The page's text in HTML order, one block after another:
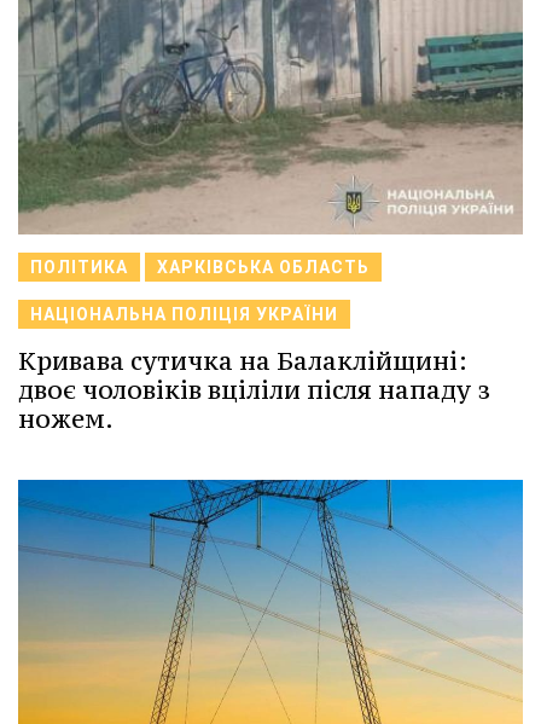
ПОЛІТИКА ХАРКІВСЬКА ОБЛАСТЬ
НАЦІОНАЛЬНА ПОЛІЦІЯ УКРАЇНИ
Кривава сутичка на Балаклійщині:
двоє чоловіків вціліли після нападу з
ножем.